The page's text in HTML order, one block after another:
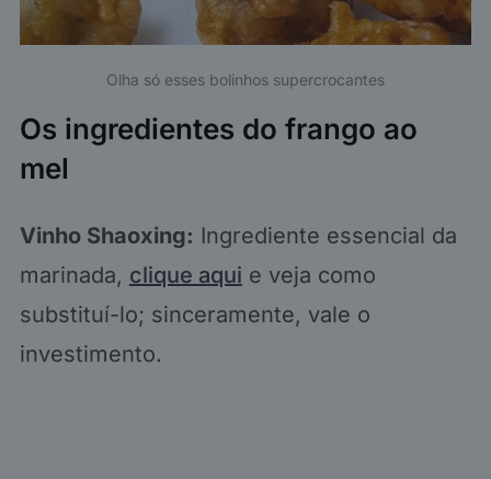
Olha só esses bolinhos supercrocantes
Os ingredientes do frango ao
mel
Vinho Shaoxing: Ingrediente essencial da
marinada, clique aqui e veja como
substituí-lo; sinceramente, vale o
investimento.